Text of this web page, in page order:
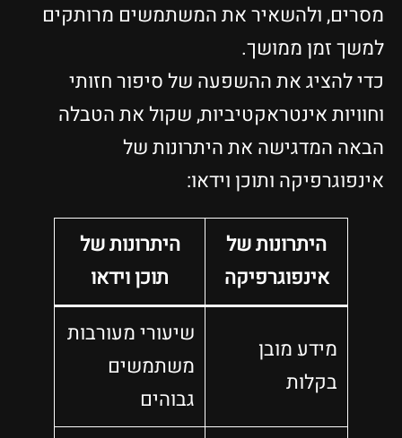
מסרים, ולהשאיר את המשתמשים מרותקים
למשך זמן ממושך.
כדי להציג את ההשפעה של סיפור חזותי
וחוויות אינטראקטיביות, שקול את הטבלה
הבאה המדגישה את היתרונות של
אינפוגרפיקה ותוכן וידאו:
היתרונות של
אינפוגרפיקה
היתרונות של
תוכן וידאו
מידע מובן
בקלות
שיעורי מעורבות
משתמשים
גבוהים